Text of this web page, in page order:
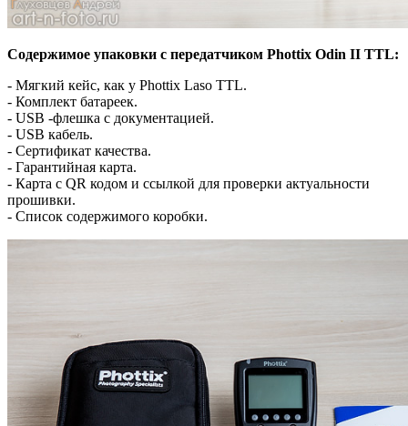
Содержимое упаковки с передатчиком Phottix Odin II TTL:
- Мягкий кейс, как у Phottix Laso TTL.
- Комплект батареек.
- USB -флешка с документацией.
- USB кабель.
- Сертификат качества.
- Гарантийная карта.
- Карта с QR кодом и ссылкой для проверки актуальности
прошивки.
- Список содержимого коробки.